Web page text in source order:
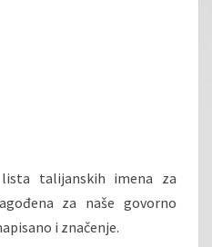
talijanskih imena za
za naše govorno
i značenje.